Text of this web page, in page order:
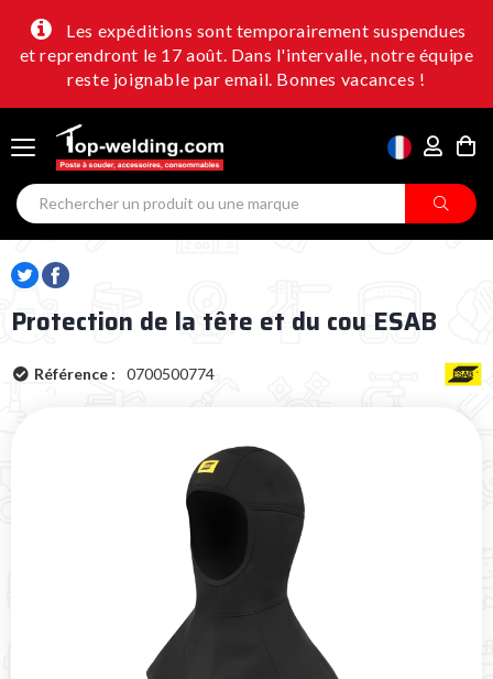
Les expéditions sont temporairement suspendues
et reprendront le 17 août. Dans l'intervalle, notre équipe
reste joignable par email. Bonnes vacances !
Protection de la tête et du cou ESAB
Référence : 0700500774